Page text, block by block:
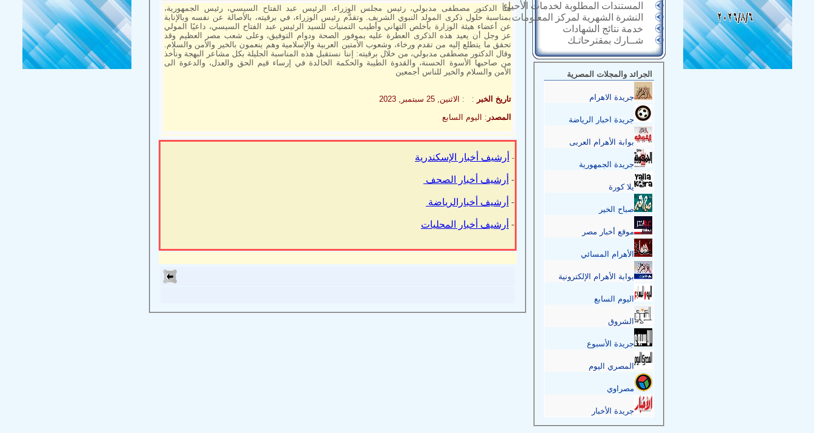
المستندات المطلوبة لخدمات الأحياء
النشرة الشهرية لمركز المعلومات
خدمة نتائج الشهادات
شــارك بمقترحاتـك
الجرائد والمجلات المصرية
جريدة الاهرام
جريدة اخبار الرياضة
بوابة الأهرام العربى
جريدة الجمهورية
يلا كورة
صباح الخير
موقع أخبار مصر
الأهرام المسائي
بوابة الأهرام الإلكترونية
اليوم السابع
الشروق
جريدة الأسبوع
المصري اليوم
مصراوي
جريدة الأخبار
هنأ الدكتور مصطفى مدبولي، رئيس مجلس الوزراء، الرئيس عبد الفتاح السيسي، رئيس الجمهورية،
بمناسبة حلول ذكرى المولد النبوي الشريف. وتقدَّم رئيس الوزراء، في برقيته، بالأصالة عن نفسه وبالإنابة
عن أعضاء هيئة الوزارة بأخلص التهاني وأطيب التمنيات للسيد الرئيس عبد الفتاح السيسي، داعيًا المولي
عز وجل أن يعيد هذه الذكرى العطرة عليه بموفور الصحة ودوام التوفيق، وعلى شعب مصر العظيم وقد
تحقق ما يتطلع إليه من تقدم ورخاء، وشعوب الأمتين العربية والإسلامية وهم ينعمون بالخير والأمن والسلام.
وقال الدكتور مصطفى مدبولي، من خلال برقيته: إننا نستقبل هذه المناسبة الجليلة بكل مشاعر البهجة ونأخذ
من صاحبها الأسوة الحسنة، والقدوة الطيبة والحكمة الخالدة في إرساء قيم الحق والعدل، والدعوة الى
الأمن والسلام والخير للناس أجمعين
تاريخ الخبر : :
الاثنين, 25 سبتمبر, 2023
المصدر : اليوم السابع
- أرشيف أخبار الإسكندرية
- أرشيف أخبار الصحف
- أرشيف أخبارالرياضة
- أرشيف أخبار المحليات